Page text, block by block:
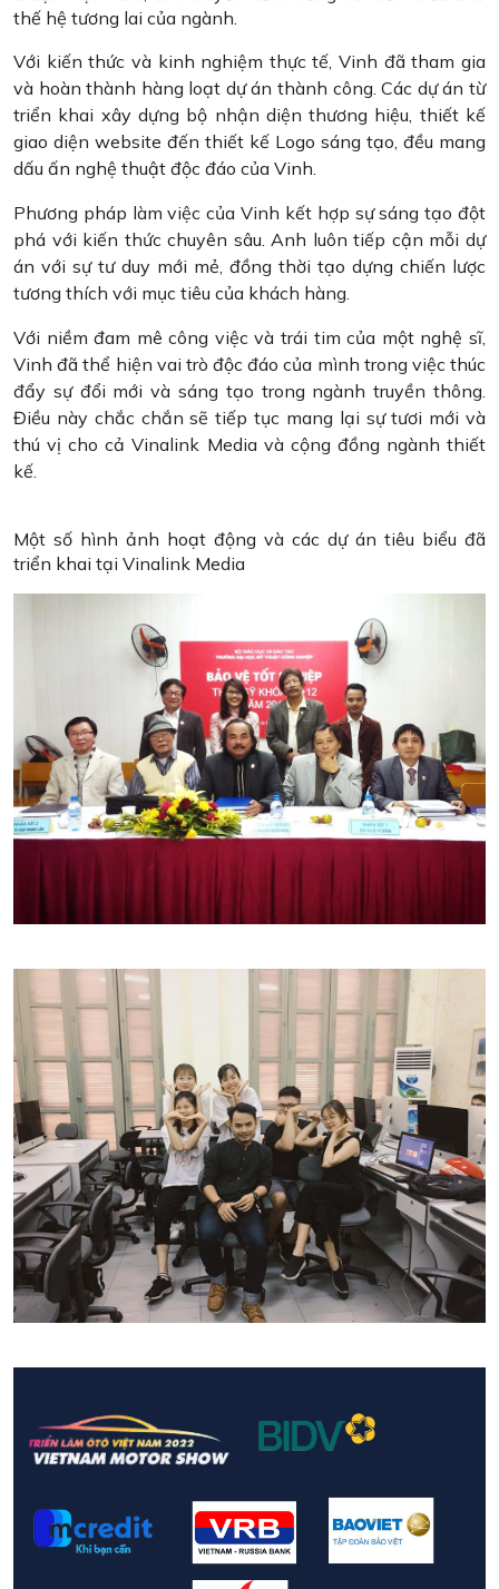
thế hệ tương lai của ngành.
Với kiến thức và kinh nghiệm thực tế, Vinh đã tham gia
và hoàn thành hàng loạt dự án thành công. Các dự án từ
triển khai xây dựng bộ nhận diện thương hiệu, thiết kế
giao diện website đến thiết kế Logo sáng tạo, đều mang
dấu ấn nghệ thuật độc đáo của Vinh.
Phương pháp làm việc của Vinh kết hợp sự sáng tạo đột
phá với kiến thức chuyên sâu. Anh luôn tiếp cận mỗi dự
án với sự tư duy mới mẻ, đồng thời tạo dựng chiến lược
tương thích với mục tiêu của khách hàng.
Với niềm đam mê công việc và trái tim của một nghệ sĩ,
Vinh đã thể hiện vai trò độc đáo của mình trong việc thúc
đẩy sự đổi mới và sáng tạo trong ngành truyền thông.
Điều này chắc chắn sẽ tiếp tục mang lại sự tươi mới và
thú vị cho cả Vinalink Media và cộng đồng ngành thiết
kế.
Một số hình ảnh hoạt động và các dự án tiêu biểu đã
triển khai tại Vinalink Media